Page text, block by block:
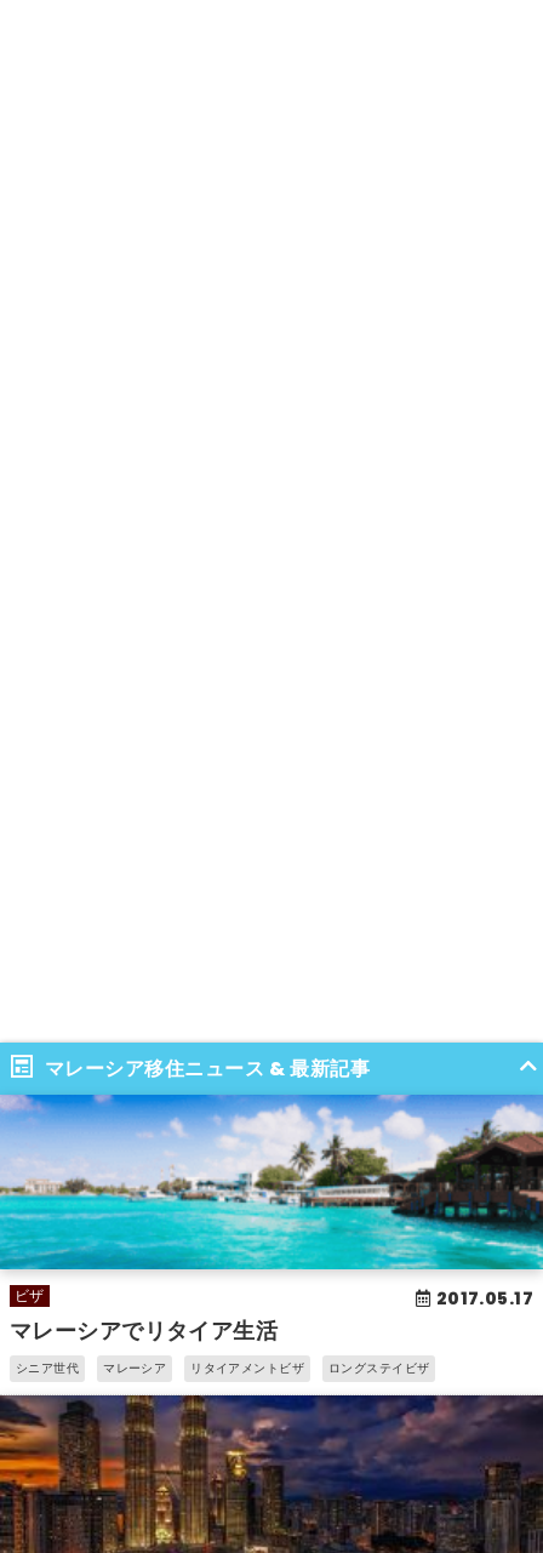
マレーシア移住ニュース & 最新記事
ビザ 2017.05.17
マレーシアでリタイア生活
シニア世代 マレーシア リタイアメントビザ ロングステイビザ